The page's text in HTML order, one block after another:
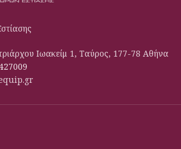
Ιωακείμ 1, Ταύρος, 177-78 Αθήνα